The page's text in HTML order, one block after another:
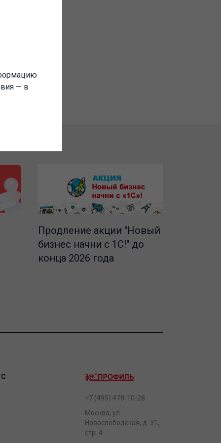
Продление акции "Новый
бизнес начни с 1С!" до
конца 2026 года
+7 (495) 478-10-28
Москва, ул.
Новослободская, д. 31,
стр. 4
— в